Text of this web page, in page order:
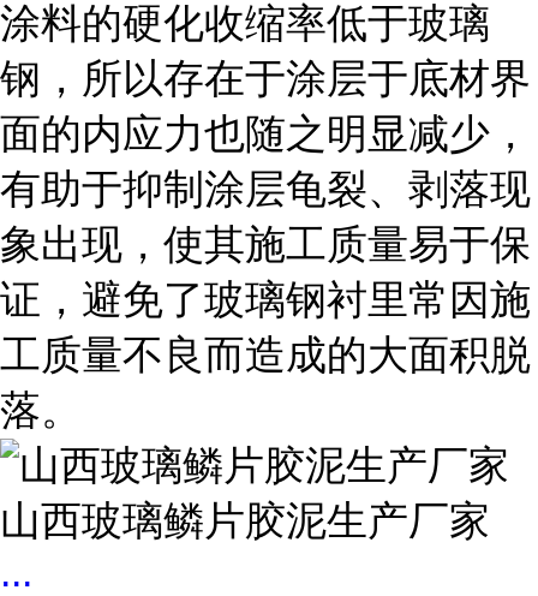
涂料的硬化收缩率低于玻璃
钢，所以存在于涂层于底材界
面的内应力也随之明显减少，
有助于抑制涂层龟裂、剥落现
象出现，使其施工质量易于保
证，避免了玻璃钢衬里常因施
工质量不良而造成的大面积脱
落。
山西玻璃鳞片胶泥生产厂家
...